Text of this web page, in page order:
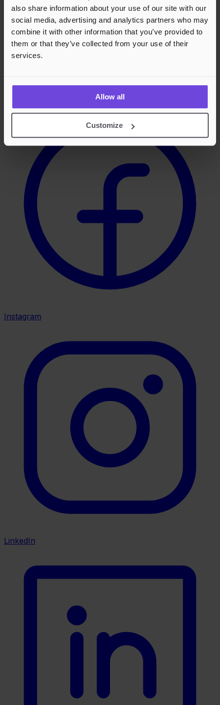
also share information about your use of our site with our
social media, advertising and analytics partners who may
combine it with other information that you’ve provided to
them or that they’ve collected from your use of their
services.
Allow all
Customize
Footer
Instagram
LinkedIn